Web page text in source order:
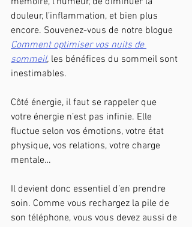
douleur, l’inflammation, et bien plus
encore. Souvenez-vous de notre blogue
Comment optimiser vos nuits de
sommeil, les bénéfices du sommeil sont
inestimables.
Côté énergie, il faut se rappeler que
votre énergie n’est pas infinie. Elle
fluctue selon vos émotions, votre état
physique, vos relations, votre charge
mentale…
Il devient donc essentiel d’en prendre
soin. Comme vous rechargez la pile de
son téléphone, vous vous devez aussi de